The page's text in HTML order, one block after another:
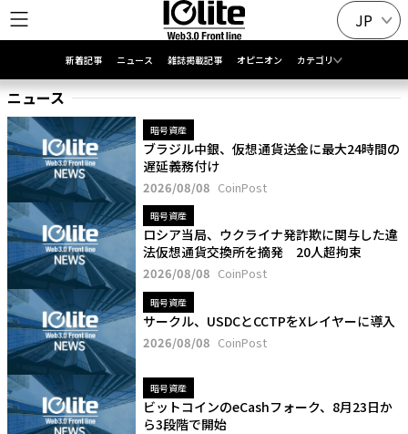
JP
新着記事 ニュース 雑誌掲載記事 オピニオン カテゴリ
ニュース
暗号資産
ブラジル中銀、仮想通貨送金に最大24時間の
遅延義務付け
2026/08/08 CoinPost
暗号資産
ロシア当局、ウクライナ発詐欺に関与した違
法仮想通貨交換所を摘発 20人超拘束
2026/08/08 CoinPost
暗号資産
サークル、USDCとCCTPをXレイヤーに導入
2026/08/08 CoinPost
暗号資産
ビットコインのeCashフォーク、8月23日か
ら3段階で開始